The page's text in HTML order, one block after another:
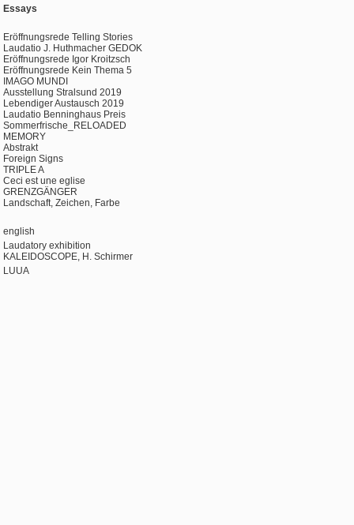
Essays
Eröffnungsrede Telling Stories
Laudatio J. Huthmacher GEDOK
Eröffnungsrede Igor Kroitzsch
Eröffnungsrede Kein Thema 5
IMAGO MUNDI
Ausstellung Stralsund 2019
Lebendiger Austausch 2019
Laudatio Benninghaus Preis
Sommerfrische_RELOADED
MEMORY
Abstrakt
Foreign Signs
TRIPLE A
Ceci est une eglise
GRENZGÄNGER
Landschaft, Zeichen, Farbe
english
Laudatory exhibition
KALEIDOSCOPE, H. Schirmer
LUUA